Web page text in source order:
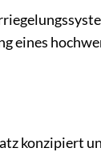
konzipiert